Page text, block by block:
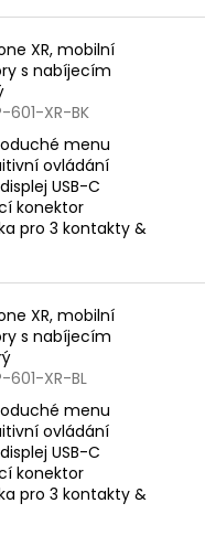
XR, mobilní
s nabíjecím
601-XR-BK
menu
ovládání
USB-C
konektor
pro 3 kontakty &
XR, mobilní
s nabíjecím
601-XR-BL
menu
ovládání
USB-C
konektor
pro 3 kontakty &